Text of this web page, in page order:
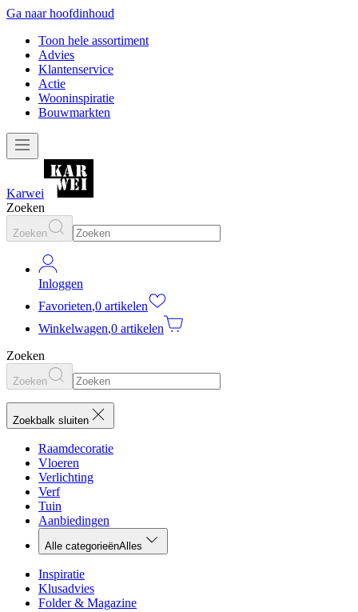
Ga naar hoofdinhoud
Toon hele assortiment
Advies
Klantenservice
Actie
Wooninspiratie
Bouwmarkten
Karwei
Zoeken
Zoeken
Inloggen
Favorieten,0 artikelen
Winkelwagen,0 artikelen
Zoeken
Zoeken
Zoekbalk sluiten
Raamdecoratie
Vloeren
Verlichting
Verf
Tuin
Aanbiedingen
Alle categorieënAlles
Inspiratie
Klusadvies
Folder & Magazine